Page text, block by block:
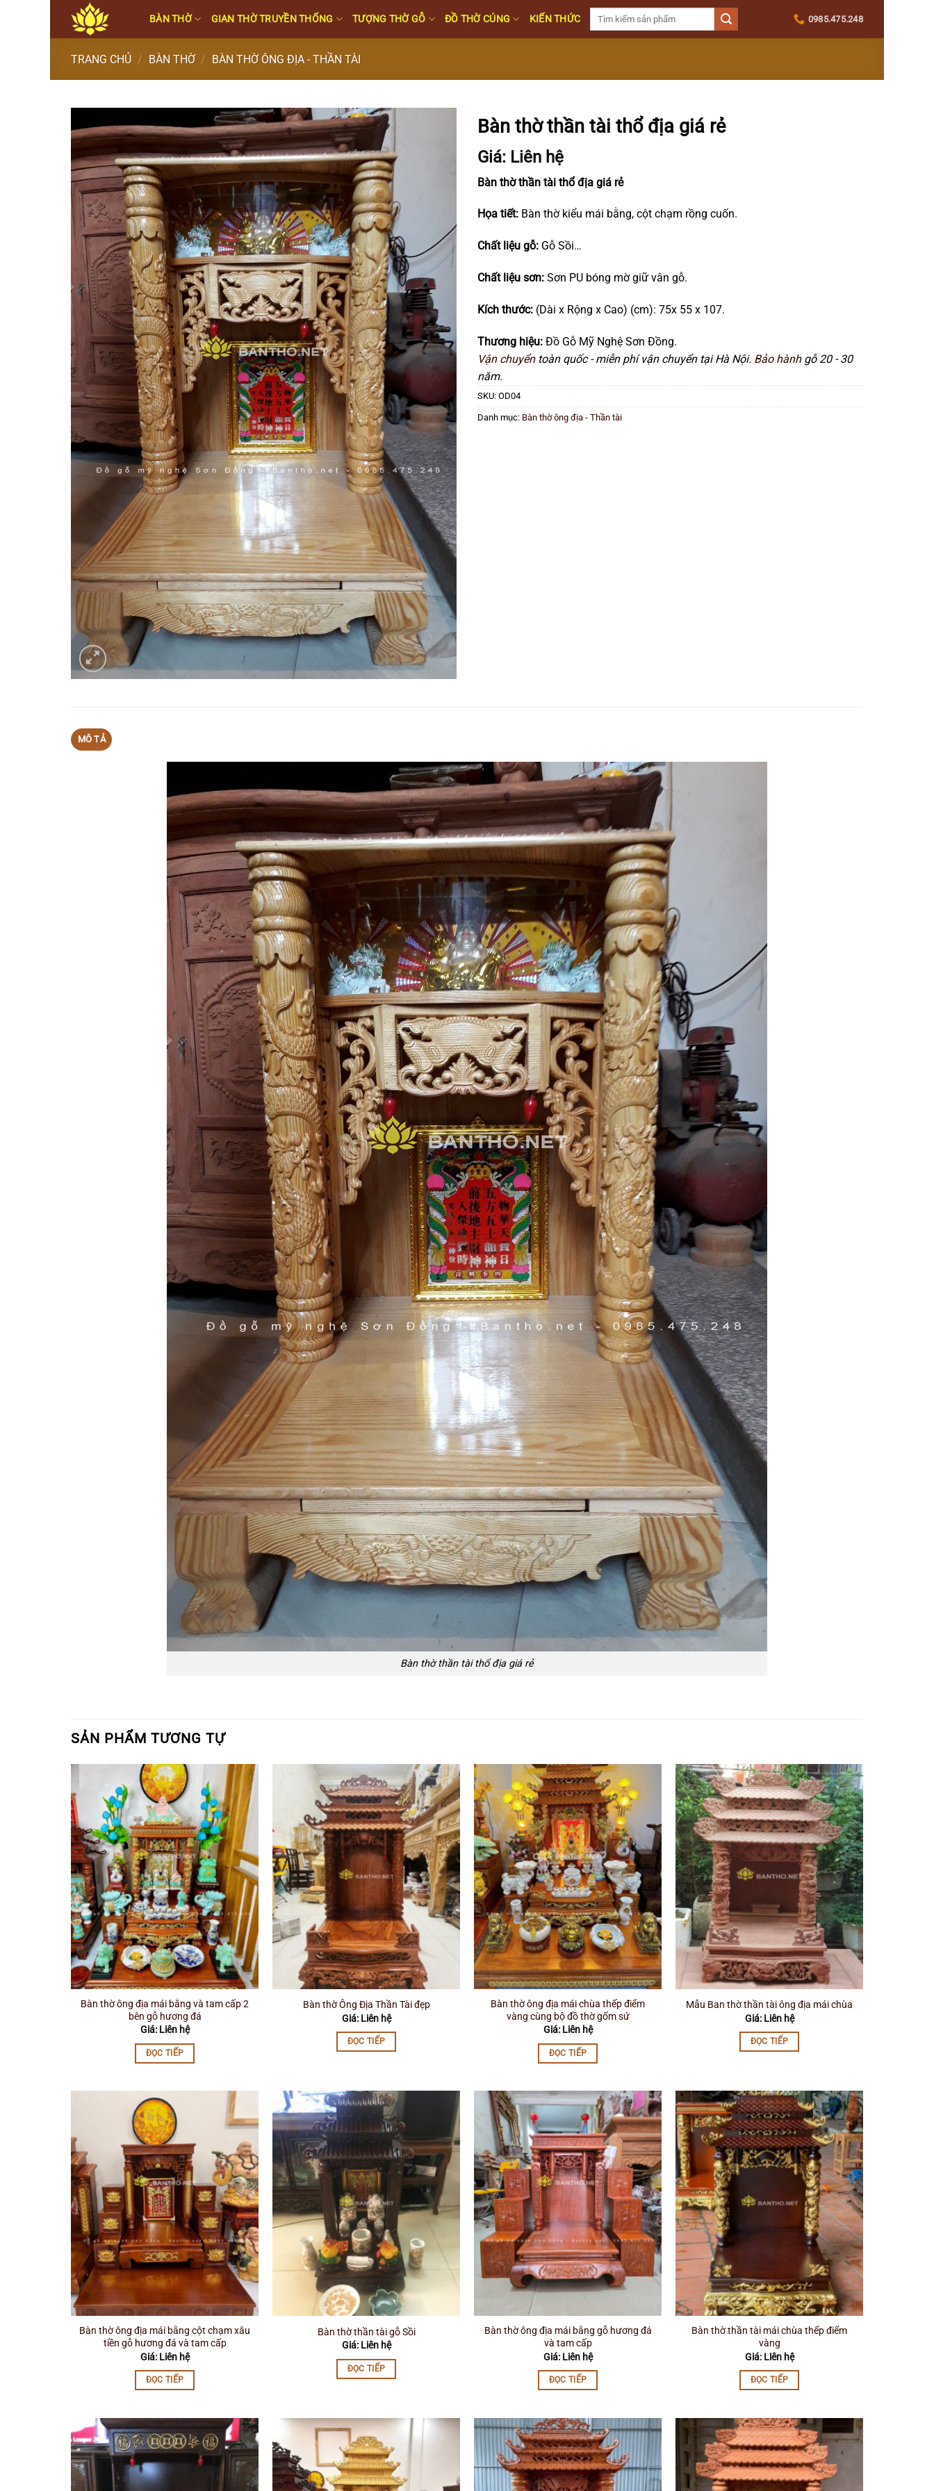
content
BÀN THỜ GIAN THỜ TRUYỀN THỐNG TƯỢNG THỜ GỖ ĐỒ THỜ CÚNG KIẾN THỨC
Tìm
0985.475.248
TRANG CHỦ / BÀN THỜ / BÀN THỜ ÔNG ĐỊA - THẦN TÀI
Bàn thờ thần tài thổ địa giá rẻ
Giá: Liên hệ
Bàn thờ thần tài thổ địa giá rẻ
Họa tiết: Bàn thờ kiểu mái bằng, cột chạm rồng cuốn.
Chất liệu gỗ: Gỗ Sồi…
Chất liệu sơn: Sơn PU bóng mờ giữ vân gỗ.
Kích thước: (Dài x Rộng x Cao) (cm): 75x 55 x 107.
Thương hiệu: Đồ Gỗ Mỹ Nghệ Sơn Đồng.
Vận chuyểntoàn quốc - miễn phí vận chuyển tại Hà Nội. Bảo hànhgỗ 20 - 30
năm.
SKU: OD04
Danh mục: Bàn thờ ông địa - Thần tài
MÔ TẢ
Bàn thờ thần tài thổ địa giá rẻ
SẢN PHẨM TƯƠNG TỰ
Bàn thờ ông địa mái bằng và tam cấp 2
bên gỗ hương đá
Giá: Liên hệ
ĐỌC TIẾP
Bàn thờ Ông Địa Thần Tài đẹp
Giá: Liên hệ
ĐỌC TIẾP
Bàn thờ ông địa mái chùa thếp điểm
vàng cùng bộ đồ thờ gốm sứ
Giá: Liên hệ
ĐỌC TIẾP
Mẫu Ban thờ thần tài ông địa mái chùa
Giá: Liên hệ
ĐỌC TIẾP
Bàn thờ ông địa mái bằng cột chạm xâu
tiền gỗ hương đá và tam cấp
Giá: Liên hệ
ĐỌC TIẾP
Bàn thờ thần tài gỗ Sồi
Giá: Liên hệ
ĐỌC TIẾP
Bàn thờ ông địa mái bằng gỗ hương đá
và tam cấp
Giá: Liên hệ
ĐỌC TIẾP
Bàn thờ thần tài mái chùa thếp điểm
vàng
Giá: Liên hệ
ĐỌC TIẾP